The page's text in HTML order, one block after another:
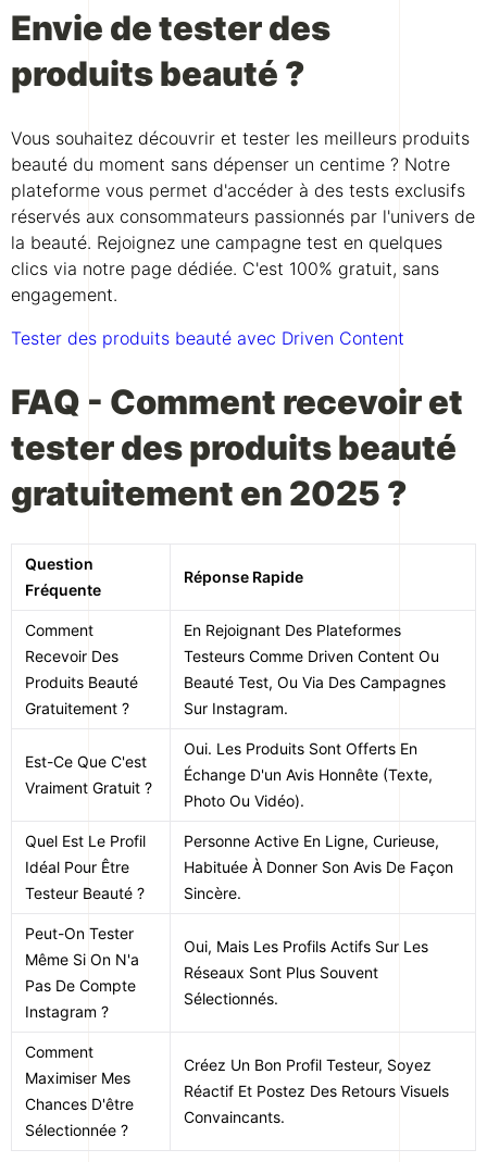
Envie de tester des
produits beauté ?
Vous souhaitez découvrir et tester les meilleurs produits
beauté du moment sans dépenser un centime ? Notre
plateforme vous permet d'accéder à des tests exclusifs
réservés aux consommateurs passionnés par l'univers de
la beauté. Rejoignez une campagne test en quelques
clics via notre page dédiée. C'est 100% gratuit, sans
engagement.
Tester des produits beauté avec Driven Content
FAQ - Comment recevoir et
tester des produits beauté
gratuitement en 2025 ?
Question
Fréquente
Réponse Rapide
Comment
Recevoir Des
Produits Beauté
Gratuitement ?
En Rejoignant Des Plateformes
Testeurs Comme Driven Content Ou
Beauté Test, Ou Via Des Campagnes
Sur Instagram.
Est-Ce Que C'est
Vraiment Gratuit ?
Oui. Les Produits Sont Offerts En
Échange D'un Avis Honnête (texte,
Photo Ou Vidéo).
Quel Est Le Profil
Idéal Pour Être
Testeur Beauté ?
Personne Active En Ligne, Curieuse,
Habituée À Donner Son Avis De Façon
Sincère.
Peut-On Tester
Même Si On N'a
Pas De Compte
Instagram ?
Oui, Mais Les Profils Actifs Sur Les
Réseaux Sont Plus Souvent
Sélectionnés.
Comment
Maximiser Mes
Chances D'être
Sélectionnée ?
Créez Un Bon Profil Testeur, Soyez
Réactif Et Postez Des Retours Visuels
Convaincants.